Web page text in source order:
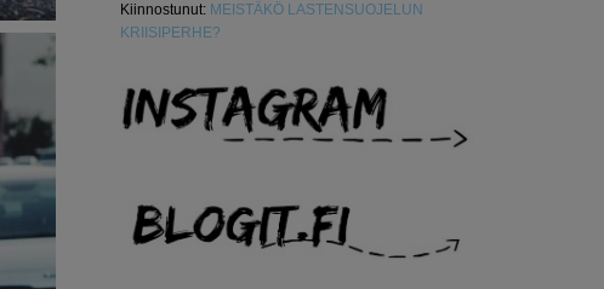
Kiinnostunut: MEISTÄKÖ LASTENSUOJELUN
KRIISIPERHE?